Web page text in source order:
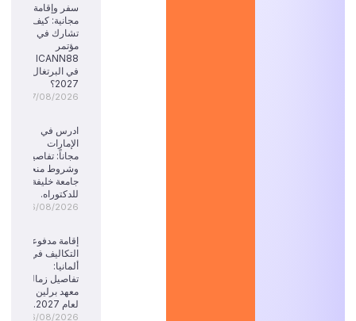
سفر وإقامة
مجانية: كيف
تشارك في
مؤتمر
ICANN88
في البرتغال
2027؟
07/08/2026
ادرس في
الإمارات
مجاناً: تفاصيل
وشروط منحة
جامعة خليفة
للدكتوراه.
06/08/2026
إقامة مدفوعة
التكاليف في
ألمانيا:
تفاصيل زمالة
معهد برلين
لعام 2027.
06/08/2026